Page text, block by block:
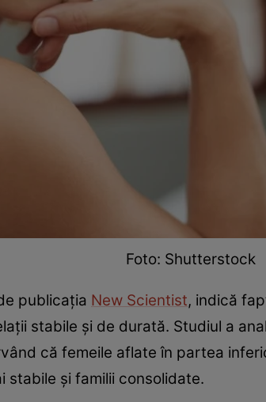
Foto: Shutterstock
publicația New Scientist, indică
stabile și de durată. Studiul a
că femeile aflate în partea
stabile și familii consolidate.